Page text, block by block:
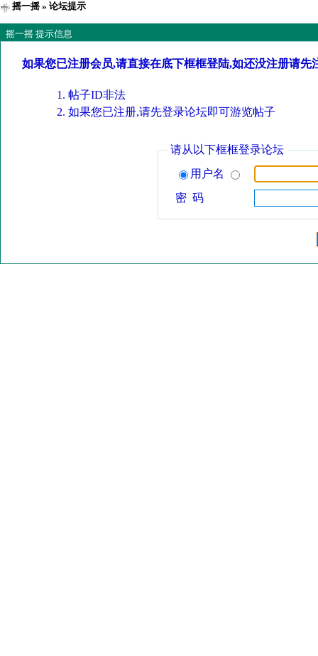
摇一摇» 论坛提示
摇一摇 提示信息
如果您已注册会员,请直接在底下框框登陆,如还没注册请先
帖子ID非法
如果您已注册,请先登录论坛即可游览帖子
请从以下框框登录论坛
用户名
密 码